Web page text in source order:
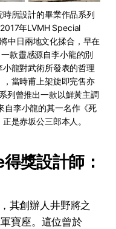
時所設計的畢業作品系列
年LVMH Special
中日兩地文化揉合，早在
款靈感源自李小龍的別
龍對武術所發表的哲理
當時甫上架旋即完售亦
列曾推出一款以鮮黃主調
自李小龍的其一名作《死
是赤坂公三郎本人。
獎設計師：
其創辦人井野將之
寶座。這位曾於